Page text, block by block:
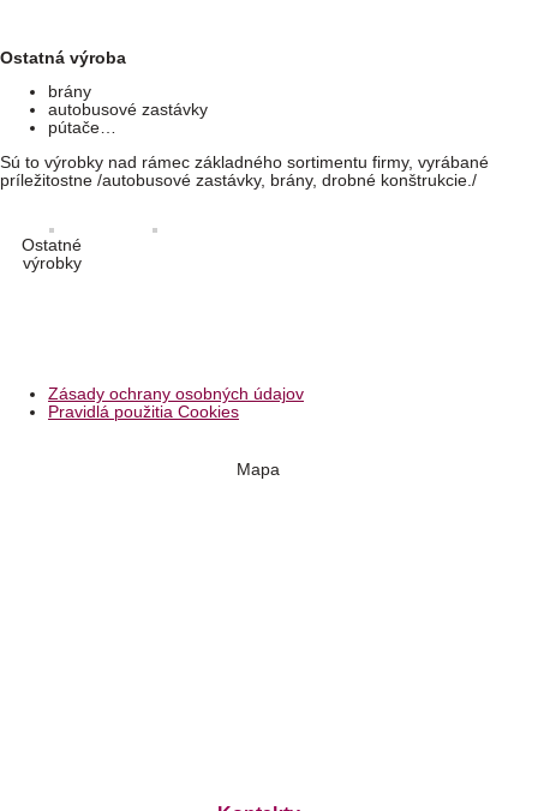
Ostatná výroba
brány
autobusové zastávky
pútače…
Sú to výrobky nad rámec základného sortimentu firmy, vyrábané
príležitostne /autobusové zastávky, brány, drobné konštrukcie./
Ostatné
výrobky
Zásady ochrany osobných údajov
Pravidlá použitia Cookies
Mapa